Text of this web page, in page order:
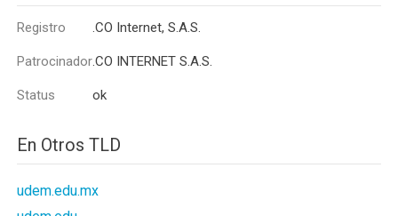
Registro .CO Internet, S.A.S.
Patrocinador.CO INTERNET S.A.S.
Status ok
En Otros TLD
udem.edu.mx